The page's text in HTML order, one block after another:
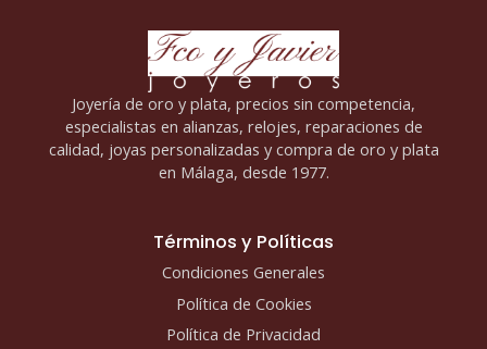
Joyería de oro y plata, precios sin competencia,
especialistas en alianzas, relojes, reparaciones de
calidad, joyas personalizadas y compra de oro y plata
en Málaga, desde 1977.
Términos y Políticas
Condiciones Generales
Política de Cookies
Política de Privacidad